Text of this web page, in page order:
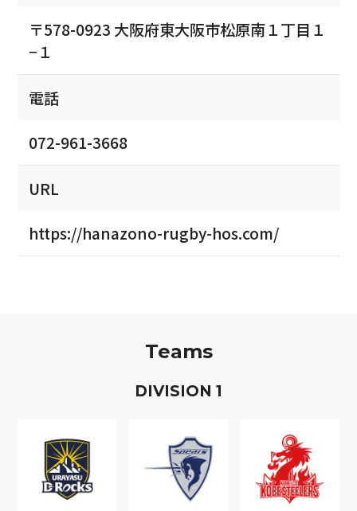
〒578-0923 大阪府東大阪市松原南１丁目１
−１
電話
072-961-3668
URL
https://hanazono-rugby-hos.com/
Teams
DIVISION 1